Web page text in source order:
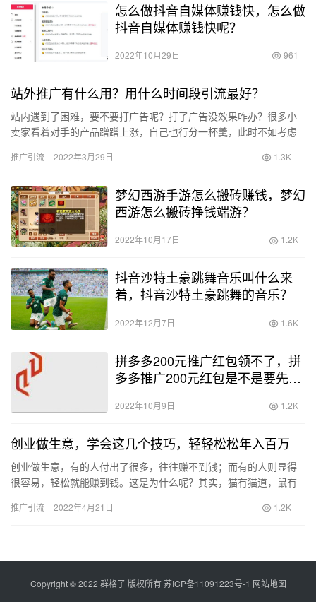
怎么做抖音自媒体赚钱快，怎么做
抖音自媒体赚钱快呢？
2022年10月29日 961
站外推广有什么用？用什么时间段引流最好？
站内遇到了困难，要不要打广告呢？打了广告没效果咋办？很多小
卖家看着对手的产品蹭蹭上涨，自己也行分一杯羹，此时不如考虑
名，对…
推广引流 2022年3月29日 1.3K
梦幻西游手游怎么搬砖赚钱，梦幻
西游怎么搬砖挣钱端游？
2022年10月17日 1.2K
抖音沙特土豪跳舞音乐叫什么来
着，抖音沙特土豪跳舞的音乐？
2022年12月7日 1.6K
拼多多200元推广红包领不了，拼
多多推广200元红包是不是要先充
2022年10月9日 1.2K
创业做生意，学会这几个技巧，轻轻松松年入百万
创业做生意，有的人付出了很多，往往赚不到钱；而有的人则显得
很容易，轻松就能赚到钱。这是为什么呢？其实，猫有猫道，鼠有
过经验…
推广引流 2022年4月21日 1.2K
Copyright © 2022 群格子 版权所有苏ICP备11091223号-1 网站地图